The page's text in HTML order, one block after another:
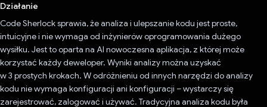
Działanie
Code Sherlock sprawia, że analiza i ulepszanie kodu jest proste,
intuicyjne i nie wymaga od inżynierów oprogramowania dużego
wysiłku. Jest to oparta na AI nowoczesna aplikacja, z której może
korzystać każdy deweloper. Wyniki analizy można uzyskać
w 3 prostych krokach. W odróżnieniu od innych narzędzi do analizy
kodu nie wymaga konfiguracji ani konfiguracji – wystarczy się
zarejestrować, zalogować i używać. Tradycyjna analiza kodu była